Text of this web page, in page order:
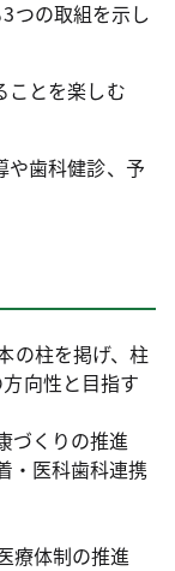
つの取組を示し
ことを楽しむ
や歯科健診、予
の柱を掲げ、柱
向性と目指す
づくりの推進
・医科歯科連携
療体制の推進